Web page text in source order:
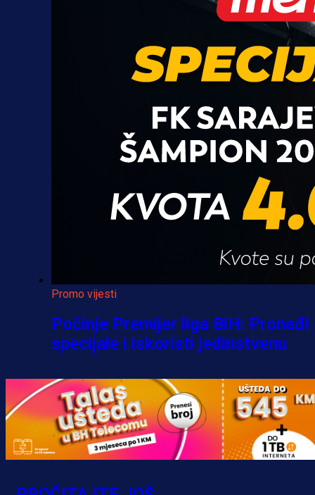
Promo vijesti
Počinje Premijer liga BiH: Pronađi
specijale i iskoristi jedinstvenu
ponudu
1 h 12 min
A Selekcija
Šta je Barbarez htio poručiti?
Njegova objava dolazi u veoma